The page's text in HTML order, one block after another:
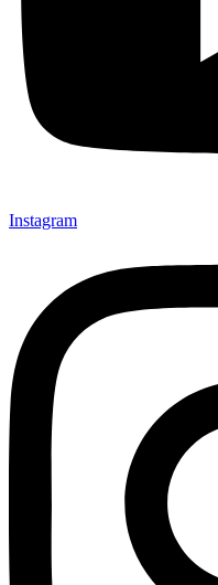
Instagram